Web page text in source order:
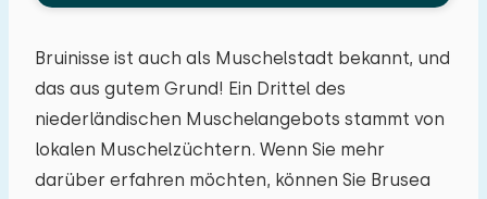
Anzahl der Kinder −
− +
Bruinisse ist auch als Muschelstadt bekannt, und
das aus gutem Grund! Ein Drittel des
niederländischen Muschelangebots stammt von
lokalen Muschelzüchtern. Wenn Sie mehr
darüber erfahren möchten, können Sie Brusea